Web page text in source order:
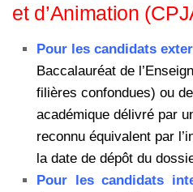
et d’Animation
Pour les candidats
Baccalauréat de
filières confondues) ou
académique délivré par
reconnu équivalent par
la date de dépôt du
Pour les candidats